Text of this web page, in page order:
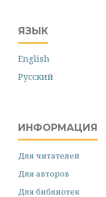
ЯЗЫК
English
Русский
ИНФОРМАЦИЯ
Для читателей
Для авторов
Для библиотек